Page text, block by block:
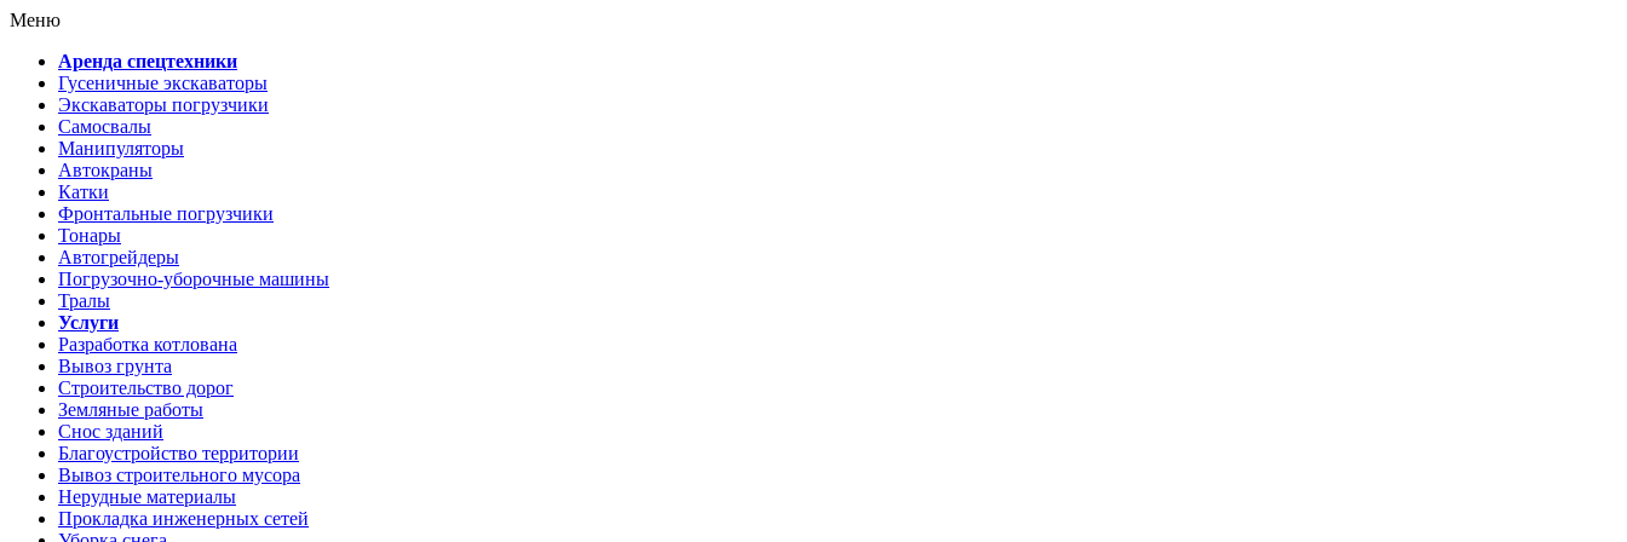
Меню
Аренда спецтехники
Гусеничные экскаваторы
Экскаваторы погрузчики
Самосвалы
Манипуляторы
Автокраны
Катки
Фронтальные погрузчики
Тонары
Автогрейдеры
Погрузочно-уборочные машины
Тралы
Услуги
Разработка котлована
Вывоз грунта
Строительство дорог
Земляные работы
Снос зданий
Благоустройство территории
Вывоз строительного мусора
Нерудные материалы
Прокладка инженерных сетей